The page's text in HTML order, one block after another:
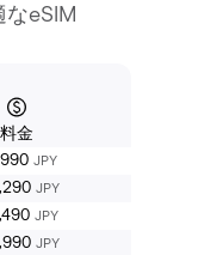
eSIM
料金
JPY
JPY
JPY
JPY